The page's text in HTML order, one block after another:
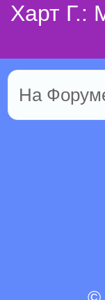
Харт Г.:
На